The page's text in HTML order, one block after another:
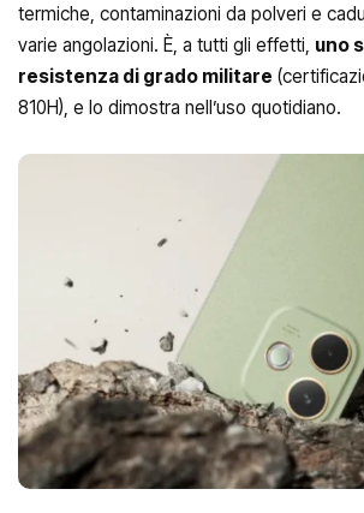
termiche, contaminazioni da polveri e
varie angolazioni. È, a tutti gli effetti, uno
resistenza di grado militare
810H), e lo dimostra nell’uso quotidiano.